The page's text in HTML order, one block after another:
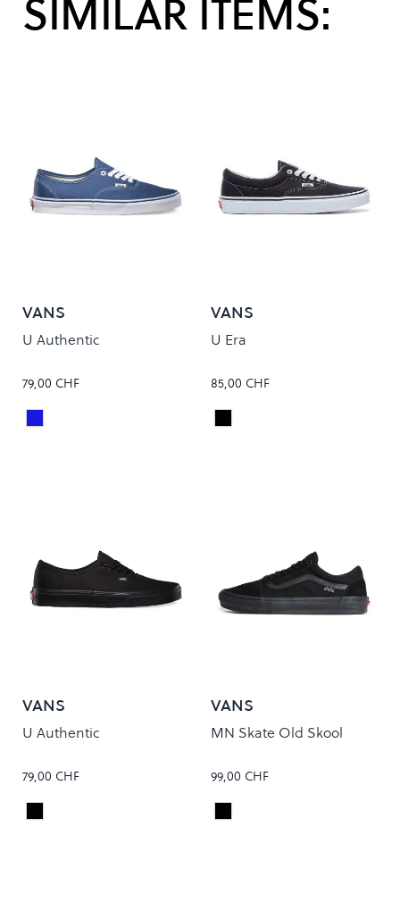
SIMILAR ITEMS:
VANS
U Authentic
79,00 CHF
Colour
Navy
VANS
U Era
85,00 CHF
Colour
Black
VANS
U Authentic
79,00 CHF
Colour
Black/Black
VANS
MN Skate Old Skool
99,00 CHF
Colour
Black/Black